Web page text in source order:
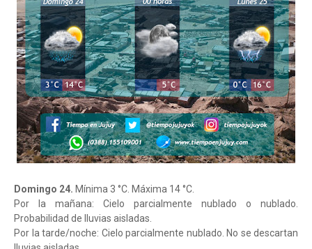
Domingo 24. Mínima 3 °C. Máxima 14 °C.
Por la mañana: Cielo parcialmente nublado o nublado.
Probabilidad de lluvias aisladas.
Por la tarde/noche: Cielo parcialmente nublado. No se descartan